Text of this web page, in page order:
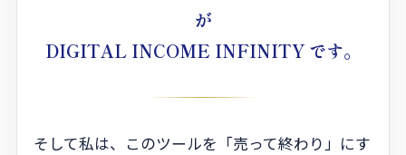
が
DIGITAL INCOME INFINITYです。
そして私は、このツールを「売って終わり」にす